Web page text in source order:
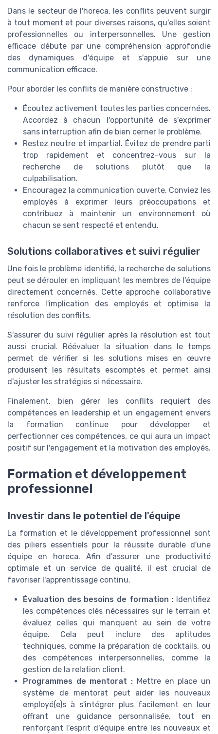
Dans le secteur de l'horeca, les conflits peuvent surgir
à tout moment et pour diverses raisons, qu'elles soient
professionnelles ou interpersonnelles. Une gestion
efficace débute par une compréhension approfondie
des dynamiques d'équipe et s'appuie sur une
communication efficace.
Pour aborder les conflits de manière constructive :
Écoutez activement toutes les parties concernées.
Accordez à chacun l'opportunité de s'exprimer
sans interruption afin de bien cerner le problème.
Restez neutre et impartial. Évitez de prendre parti
trop rapidement et concentrez-vous sur la
recherche de solutions plutôt que la
culpabilisation.
Encouragez la communication ouverte. Conviez les
employés à exprimer leurs préoccupations et
contribuez à maintenir un environnement où
chacun se sent respecté et entendu.
Solutions collaboratives et suivi régulier
Une fois le problème identifié, la recherche de solutions
peut se dérouler en impliquant les membres de l'équipe
directement concernés. Cette approche collaborative
renforce l'implication des employés et optimise la
résolution des conflits.
S'assurer du suivi régulier après la résolution est tout
aussi crucial. Réévaluer la situation dans le temps
permet de vérifier si les solutions mises en œuvre
produisent les résultats escomptés et permet ainsi
d'ajuster les stratégies si nécessaire.
Finalement, bien gérer les conflits requiert des
compétences en leadership et un engagement envers
la formation continue pour développer et
perfectionner ces compétences, ce qui aura un impact
positif sur l'engagement et la motivation des employés.
Formation et développement
professionnel
Investir dans le potentiel de l'équipe
La formation et le développement professionnel sont
des piliers essentiels pour la réussite durable d'une
équipe en horeca. Afin d'assurer une productivité
optimale et un service de qualité, il est crucial de
favoriser l'apprentissage continu.
Évaluation des besoins de formation : Identifiez
les compétences clés nécessaires sur le terrain et
évaluez celles qui manquent au sein de votre
équipe. Cela peut inclure des aptitudes
techniques, comme la préparation de cocktails, ou
des compétences interpersonnelles, comme la
gestion de la relation client.
Programmes de mentorat : Mettre en place un
système de mentorat peut aider les nouveaux
employé(e)s à s'intégrer plus facilement en leur
offrant une guidance personnalisée, tout en
renforçant l'esprit d'équipe entre les nouveaux et